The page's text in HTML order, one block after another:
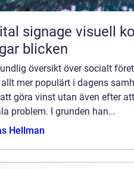
visuell kommunikation som
blicken
översikt över socialt
mer populärt i dagens
göra vinst utan även efter
problem. I grunden han...
Hellman